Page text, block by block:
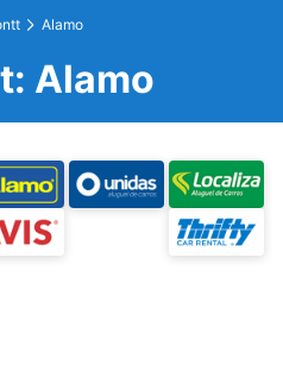
Alamo
Alamo